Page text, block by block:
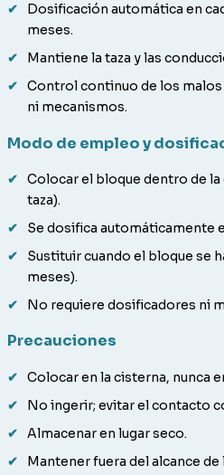
Dosificación automática en
meses.
Mantiene la taza y las
Control continuo de los
ni mecanismos.
Modo de empleo y
Colocar el bloque dentro de la
taza).
Se dosifica automáticamente
Sustituir cuando el bloque se
meses).
No requiere dosificadores ni
Precauciones
Colocar en la cisterna, nunca
No ingerir; evitar el contacto
Almacenar en lugar seco.
Mantener fuera del alcance de